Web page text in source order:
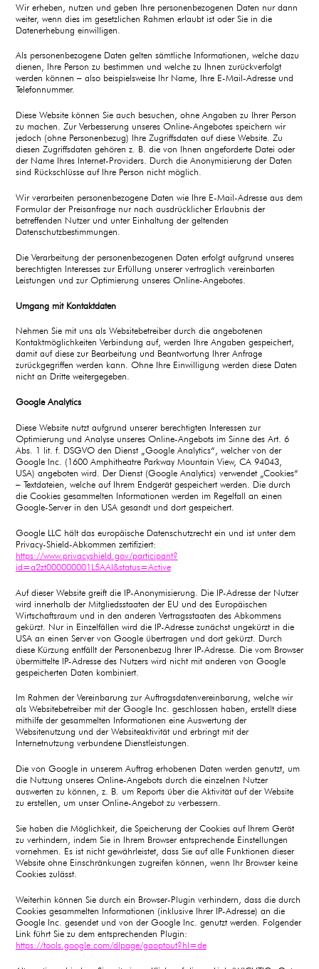
Wir erheben, nutzen und geben Ihre personenbezogenen Daten nur dann
weiter, wenn dies im gesetzlichen Rahmen erlaubt ist oder Sie in die
Datenerhebung einwilligen.
Als personenbezogene Daten gelten sämtliche Informationen, welche dazu
dienen, Ihre Person zu bestimmen und welche zu Ihnen zurückverfolgt
werden können – also beispielsweise Ihr Name, Ihre E-Mail-Adresse und
Telefonnummer.
Diese Website können Sie auch besuchen, ohne Angaben zu Ihrer Person
zu machen. Zur Verbesserung unseres Online-Angebotes speichern wir
jedoch (ohne Personenbezug) Ihre Zugriffsdaten auf diese Website. Zu
diesen Zugriffsdaten gehören z. B. die von Ihnen angeforderte Datei oder
der Name Ihres Internet-Providers. Durch die Anonymisierung der Daten
sind Rückschlüsse auf Ihre Person nicht möglich.
Wir verarbeiten personenbezogene Daten wie Ihre E-Mail-Adresse aus dem
Formular der Preisanfrage nur nach ausdrücklicher Erlaubnis der
betreffenden Nutzer und unter Einhaltung der geltenden
Datenschutzbestimmungen.
Die Verarbeitung der personenbezogenen Daten erfolgt aufgrund unseres
berechtigten Interesses zur Erfüllung unserer vertraglich vereinbarten
Leistungen und zur Optimierung unseres Online-Angebotes.
Umgang mit Kontaktdaten
Nehmen Sie mit uns als Websitebetreiber durch die angebotenen
Kontaktmöglichkeiten Verbindung auf, werden Ihre Angaben gespeichert,
damit auf diese zur Bearbeitung und Beantwortung Ihrer Anfrage
zurückgegriffen werden kann. Ohne Ihre Einwilligung werden diese Daten
nicht an Dritte weitergegeben.
Google Analytics
Diese Website nutzt aufgrund unserer berechtigten Interessen zur
Optimierung und Analyse unseres Online-Angebots im Sinne des Art. 6
Abs. 1 lit. f. DSGVO den Dienst „Google Analytics“, welcher von der
Google Inc. (1600 Amphitheatre Parkway Mountain View, CA 94043,
USA) angeboten wird. Der Dienst (Google Analytics) verwendet „Cookies“
– Textdateien, welche auf Ihrem Endgerät gespeichert werden. Die durch
die Cookies gesammelten Informationen werden im Regelfall an einen
Google-Server in den USA gesandt und dort gespeichert.
Google LLC hält das europäische Datenschutzrecht ein und ist unter dem
Privacy-Shield-Abkommen zertifiziert:
https://www.privacyshield.gov/participant?
id=a2zt000000001L5AAI&status=Active
Auf dieser Website greift die IP-Anonymisierung. Die IP-Adresse der Nutzer
wird innerhalb der Mitgliedsstaaten der EU und des Europäischen
Wirtschaftsraum und in den anderen Vertragsstaaten des Abkommens
gekürzt. Nur in Einzelfällen wird die IP-Adresse zunächst ungekürzt in die
USA an einen Server von Google übertragen und dort gekürzt. Durch
diese Kürzung entfällt der Personenbezug Ihrer IP-Adresse. Die vom Browser
übermittelte IP-Adresse des Nutzers wird nicht mit anderen von Google
gespeicherten Daten kombiniert.
Im Rahmen der Vereinbarung zur Auftragsdatenvereinbarung, welche wir
als Websitebetreiber mit der Google Inc. geschlossen haben, erstellt diese
mithilfe der gesammelten Informationen eine Auswertung der
Websitenutzung und der Websiteaktivität und erbringt mit der
Internetnutzung verbundene Dienstleistungen.
Die von Google in unserem Auftrag erhobenen Daten werden genutzt, um
die Nutzung unseres Online-Angebots durch die einzelnen Nutzer
auswerten zu können, z. B. um Reports über die Aktivität auf der Website
zu erstellen, um unser Online-Angebot zu verbessern.
Sie haben die Möglichkeit, die Speicherung der Cookies auf Ihrem Gerät
zu verhindern, indem Sie in Ihrem Browser entsprechende Einstellungen
vornehmen. Es ist nicht gewährleistet, dass Sie auf alle Funktionen dieser
Website ohne Einschränkungen zugreifen können, wenn Ihr Browser keine
Cookies zulässt.
Weiterhin können Sie durch ein Browser-Plugin verhindern, dass die durch
Cookies gesammelten Informationen (inklusive Ihrer IP-Adresse) an die
Google Inc. gesendet und von der Google Inc. genutzt werden. Folgender
Link führt Sie zu dem entsprechenden Plugin:
https://tools.google.com/dlpage/gaoptout?hl=de